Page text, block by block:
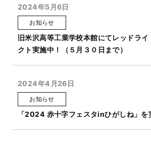
2024年5月6日
お知らせ
旧米沢高等工業学校本館にてレッドラ
クト実施中！（５月３０日まで）
2024年4月26日
お知らせ
「2024 赤十字フェスタinひがしね」を